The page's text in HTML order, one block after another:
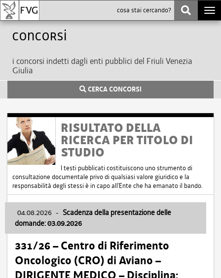
Concorsi
i concorsi indetti dagli enti pubblici del Friuli Venezia
Giulia
CERCA CONCORSI
RISULTATO DELLA
RICERCA PER TITOLO DI
STUDIO
I testi pubblicati costituiscono uno strumento di
consultazione documentale privo di qualsiasi valore giuridico e la
responsabilità degli stessi è in capo all'Ente che ha emanato il bando.
04.08.2026 - Scadenza della presentazione delle
domande: 03.09.2026
331/26 – Centro di Riferimento
Oncologico (CRO) di Aviano –